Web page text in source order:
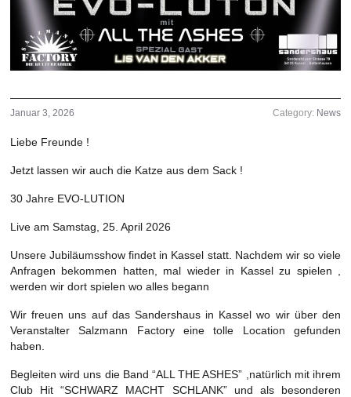
Januar 3, 2026 Category: News
Liebe Freunde !
Jetzt lassen wir auch die Katze aus dem Sack !
30 Jahre EVO-LUTION
Live am Samstag, 25. April 2026
Unsere Jubiläumsshow findet in Kassel statt. Nachdem wir so viele
Anfragen bekommen hatten, mal wieder in Kassel zu spielen ,
werden wir dort spielen wo alles begann
Wir freuen uns auf das Sandershaus in Kassel wo wir über den
Veranstalter Salzmann Factory eine tolle Location gefunden
haben.
Begleiten wird uns die Band “ALL THE ASHES” ,natürlich mit ihrem
Club Hit “SCHWARZ MACHT SCHLANK” und als besonderen